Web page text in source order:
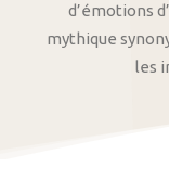
d’émotions
mythique
les